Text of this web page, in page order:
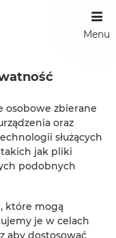
Menu
osobowe zbierane
oraz
służących
jak pliki
podobnych
które mogą
je w celach